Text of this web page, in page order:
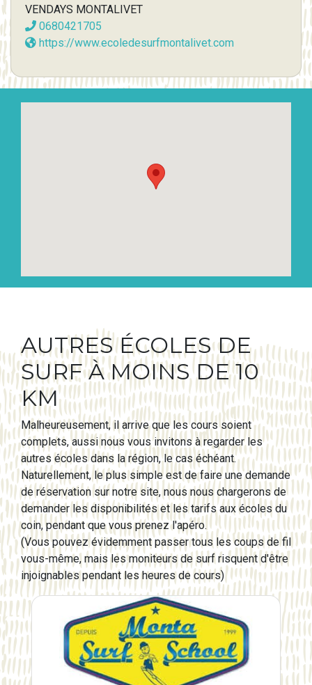
VENDAYS MONTALIVET
0680421705
https://www.ecoledesurfmontalivet.com
AUTRES ÉCOLES DE
SURF À MOINS DE 10
KM
Malheureusement, il arrive que les cours soient
complets, aussi nous vous invitons à regarder les
autres écoles dans la région, le cas échéant.
Naturellement, le plus simple est de faire une demande
de réservation sur notre site, nous nous chargerons de
demander les disponibilités et les tarifs aux écoles du
coin, pendant que vous prenez l'apéro.
(Vous pouvez évidemment passer tous les coups de fil
vous-même, mais les moniteurs de surf risquent d'être
injoignables pendant les heures de cours)